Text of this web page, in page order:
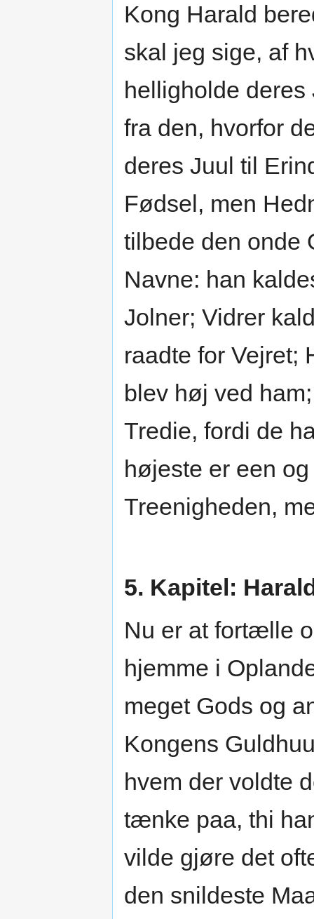
Kong Harald
skal jeg sige, af
helligholde
fra den, hvorfor
deres Juul til
Fødsel, men
tilbede den onde
Navne: han
Jolner; Vidrer
raadte for Vejret;
blev høj ved
Tredie, fordi de
højeste er een
Treenigheden,
5. Kapitel:
Nu er at fortælle
hjemme i
meget Gods og
Kongens
hvem der voldte
tænke paa, thi
vilde gjøre det
den snildeste